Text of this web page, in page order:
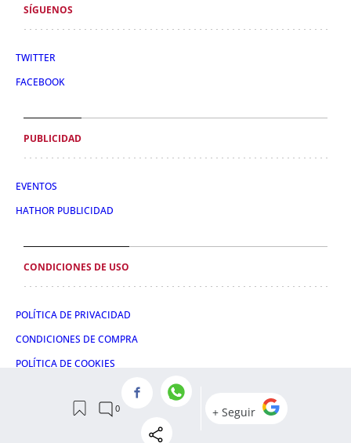
SÍGUENOS
TWITTER
FACEBOOK
PUBLICIDAD
EVENTOS
HATHOR PUBLICIDAD
CONDICIONES DE USO
POLÍTICA DE PRIVACIDAD
CONDICIONES DE COMPRA
POLÍTICA DE COOKIES